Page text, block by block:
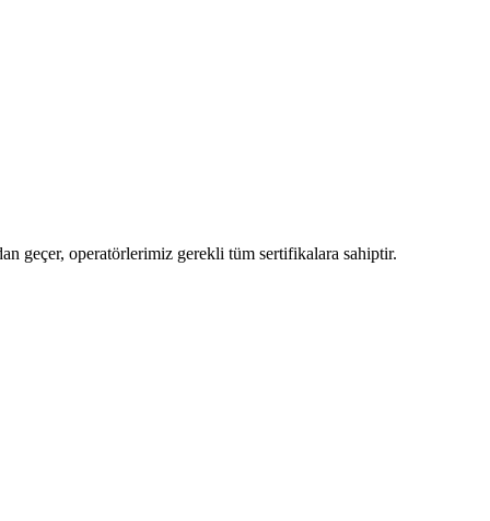
geçer, operatörlerimiz gerekli tüm sertifikalara sahiptir.